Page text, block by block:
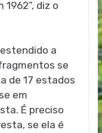
diz o
a
se
de 17 estados
em
É preciso
se ela é